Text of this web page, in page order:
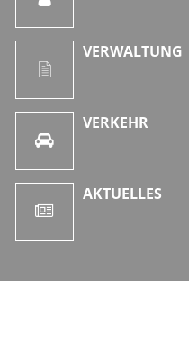
VERWALTUNG
VERKEHR
AKTUELLES